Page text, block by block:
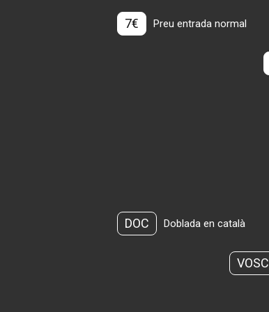
7€ Preu entrada normal
DOC Doblada en català
VOSC